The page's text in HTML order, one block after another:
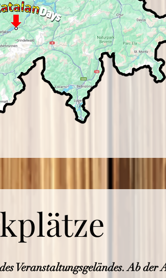
Veranstaltungsgeländes. Ab der